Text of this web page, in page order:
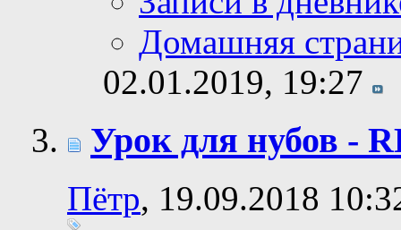
Домашняя
02.01.2019, 19:27
Урок для нубов -
Пётр, 19.09.2018